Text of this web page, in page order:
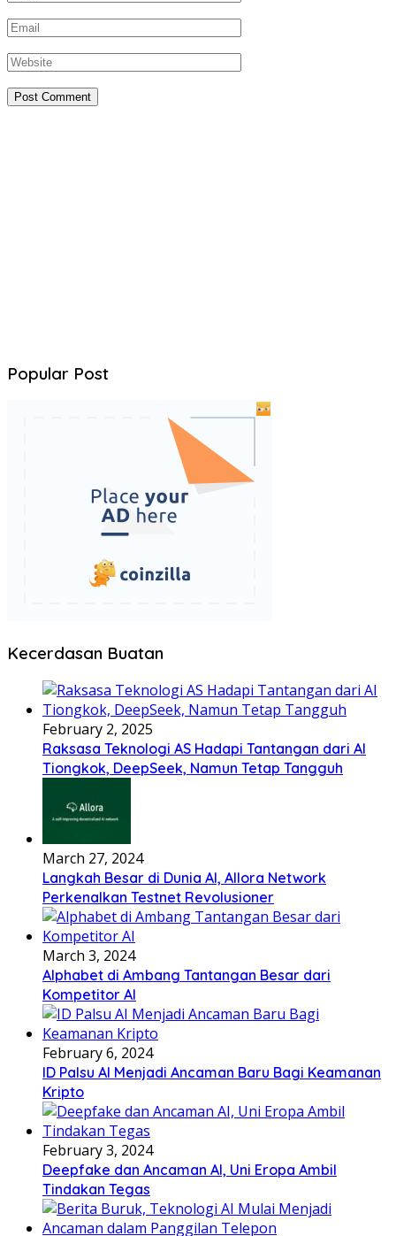
Popular Post
Kecerdasan Buatan
February 2, 2025
Raksasa Teknologi AS Hadapi Tantangan dari AI
Tiongkok, DeepSeek, Namun Tetap Tangguh
March 27, 2024
Langkah Besar di Dunia AI, Allora Network
Perkenalkan Testnet Revolusioner
March 3, 2024
Alphabet di Ambang Tantangan Besar dari
Kompetitor AI
February 6, 2024
ID Palsu AI Menjadi Ancaman Baru Bagi Keamanan
Kripto
February 3, 2024
Deepfake dan Ancaman AI, Uni Eropa Ambil
Tindakan Tegas